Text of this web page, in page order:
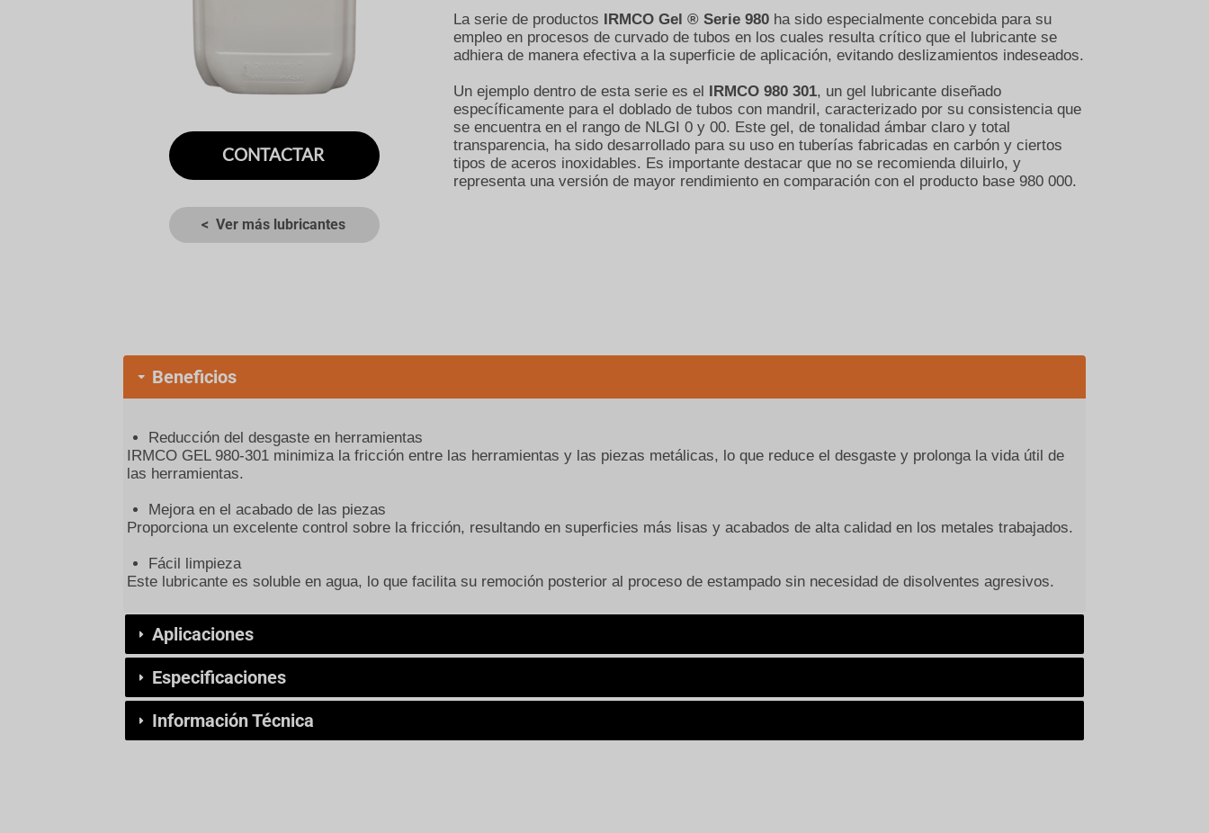
CONTACTAR
< Ver más lubricantes
La serie de productos IRMCO Gel ® Serie 980 ha sido especialmente concebida para su
empleo en procesos de curvado de tubos en los cuales resulta crítico que el lubricante se
adhiera de manera efectiva a la superficie de aplicación, evitando deslizamientos indeseados.
Un ejemplo dentro de esta serie es el IRMCO 980 301, un gel lubricante diseñado
específicamente para el doblado de tubos con mandril, caracterizado por su consistencia que
se encuentra en el rango de NLGI 0 y 00. Este gel, de tonalidad ámbar claro y total
transparencia, ha sido desarrollado para su uso en tuberías fabricadas en carbón y ciertos
tipos de aceros inoxidables. Es importante destacar que no se recomienda diluirlo, y
representa una versión de mayor rendimiento en comparación con el producto base 980 000.
Beneficios
Reducción del desgaste en herramientas
IRMCO GEL 980-301 minimiza la fricción entre las herramientas y las piezas metálicas, lo que reduce el desgaste y prolonga la vida útil de
las herramientas.
Mejora en el acabado de las piezas
Proporciona un excelente control sobre la fricción, resultando en superficies más lisas y acabados de alta calidad en los metales trabajados.
Fácil limpieza
Este lubricante es soluble en agua, lo que facilita su remoción posterior al proceso de estampado sin necesidad de disolventes agresivos.
Aplicaciones
Especificaciones
Información Técnica